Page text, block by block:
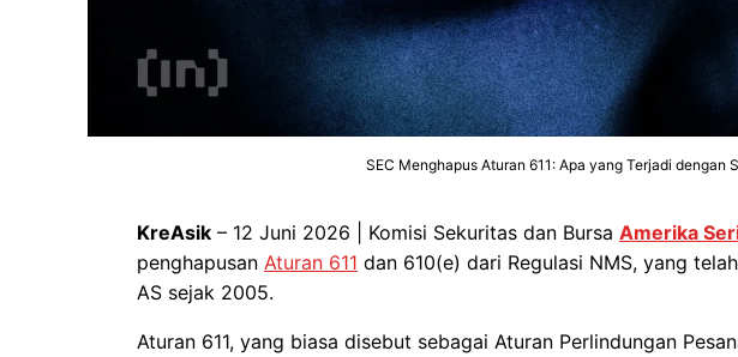
SEC Menghapus Aturan 611: Apa yang Terjadi dengan
KreAsik – 12 Juni 2026 | Komisi Sekuritas dan Bursa Amerika
penghapusan Aturan 611 dan 610(e) dari Regulasi NMS, yang
AS sejak 2005.
Aturan 611, yang biasa disebut sebagai Aturan Perlindungan